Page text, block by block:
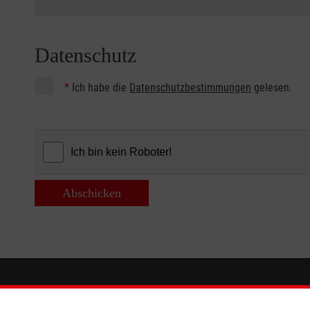
Datenschutz
* Ich habe die Datenschutzbestimmungen gelesen.
Abschicken
Informationen Die